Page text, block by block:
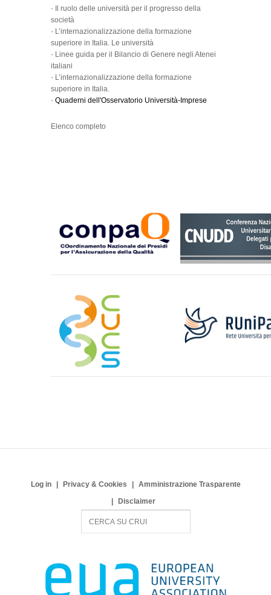
-
Il ruolo delle università per il progresso della
società
- L’internazionalizzazione della formazione
superiore in Italia. Le università
- Linee guida per il Bilancio di Genere negli Atenei
italiani
- L’internazionalizzazione della formazione
superiore in Italia.
- Quaderni dell'Osservatorio Università-Imprese
Elenco completo
Log in Privacy & Cookies
Amministrazione Trasparente
Disclaimer
c